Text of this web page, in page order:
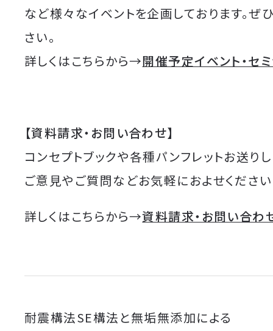
など様々なイベントを企画しております。ぜ
さい。
詳しくはこちらから→開催予定イベント・セ
【資料請求・お問い合わせ】
コンセプトブックや各種パンフレットお送りし
ご意見やご質問などお気軽におよせください
詳しくはこちらから→資料請求・お問い合わ
耐震構法SE構法と無垢無添加による